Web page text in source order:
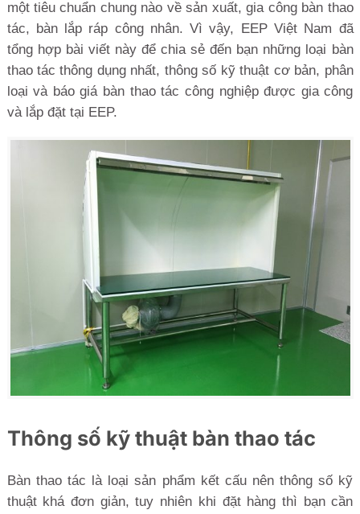
một tiêu chuẩn chung nào về sản xuất, gia công bàn thao
tác, bàn lắp ráp công nhân. Vì vậy, EEP Việt Nam đã
tổng hợp bài viết này để chia sẻ đến bạn những loại bàn
thao tác thông dụng nhất, thông số kỹ thuật cơ bản, phân
loại và báo giá bàn thao tác công nghiệp được gia công
và lắp đặt tại EEP.
Thông số kỹ thuật bàn thao tác
Bàn thao tác là loại sản phẩm kết cấu nên thông số kỹ
thuật khá đơn giản, tuy nhiên khi đặt hàng thì bạn cần